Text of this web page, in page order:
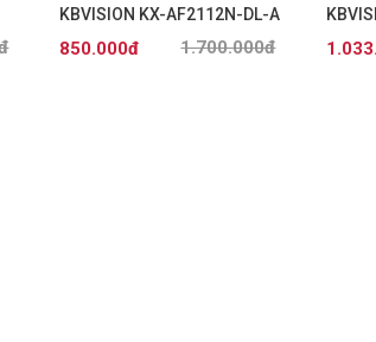
KBVISION KX-AF2112N-DL-A
1.700.000đ
850.000đ